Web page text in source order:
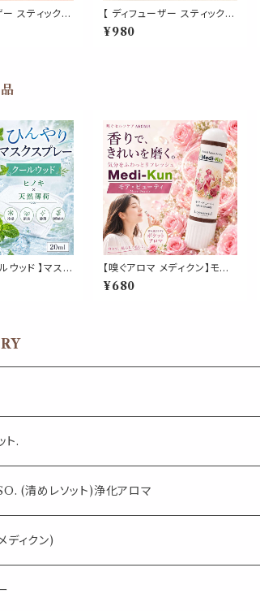
ー スティック 】
リード 超 拡
ー ラタン 製
【 ディフューザー スティック 】
海 ブルー 50本 青 リード 超
拡散 特殊 ファイバー ラタン
¥980
ウッド 】マスク
20ml｜ヒノ
夏 ひんやり
【嗅ぐアロマ メディクン】モア・
ビューティ｜ダマスクローズ×
ネロリ×サンダルウッド 華やか
¥680
に
感温度-4℃ !? スースーシリーズ
ト.
(清めレソット)浄化アロマ
ィクン)